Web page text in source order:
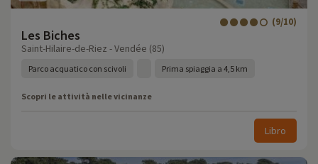
Les Biches
(9/10)
Saint-Hilaire-de-Riez - Vendée (85)
Parco acquatico con scivoli Prima spiaggia a 4,5 km
Scopri le attività nelle vicinanze
Libro